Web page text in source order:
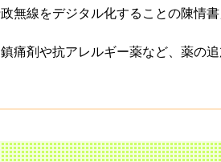
無線をデジタル化することの陳情
痛剤や抗アレルギー薬など、薬の